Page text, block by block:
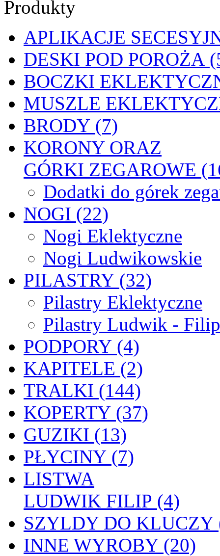
Produkty
APLIKACJE
DESKI POD POROŻA
BOCZKI
MUSZLE
BRODY (7)
KORONY ORAZ
GÓRKI ZEGAROWE
Dodatki do górek
NOGI (22)
Nogi Eklektyczne
Nogi Ludwikowskie
PILASTRY (32)
Pilastry Eklektyczne
Pilastry Ludwik - Filip
PODPORY (4)
KAPITELE (2)
TRALKI (144)
KOPERTY (37)
GUZIKI (13)
PŁYCINY (7)
LISTWA
LUDWIK FILIP (4)
SZYLDY DO KLUCZY
INNE WYROBY (20)